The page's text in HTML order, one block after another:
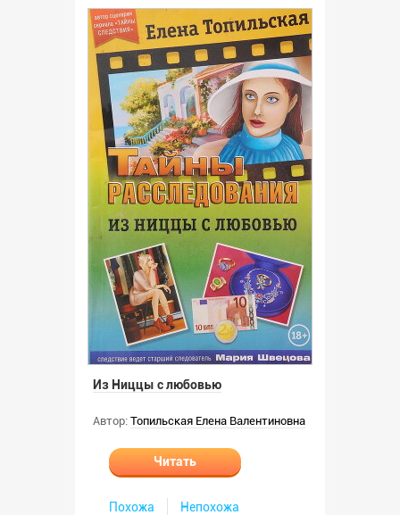
Из Ниццы с любовью
Автор: Топильская Елена Валентиновна
Читать
Похожа Непохожа